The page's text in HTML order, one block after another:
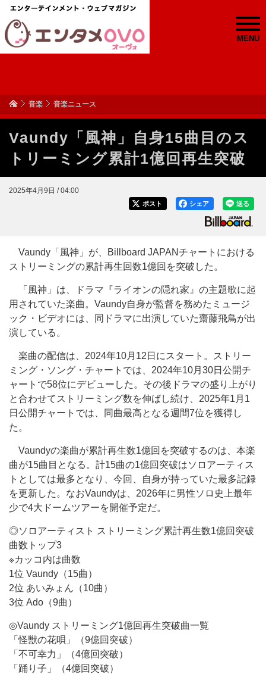
MENU
音楽 音楽ニュース
Vaundy「風神」自身15曲目のス
トリーミング累計1億回再生突破
2025年4月9日 / 04:00
送る
シェア
ポスト
Vaundy「風神」が、Billboard JAPANチャートにおける
ストリーミングの累計再生回数1億回を突破した。
「風神」は、ドラマ『ライオンの隠れ家』の主題歌に起
用されていた楽曲。Vaundy自身が監督を務めたミュージ
ック・ビデオには、同ドラマに出演していた齋藤飛鳥が出
演している。
楽曲の配信は、2024年10月12日にスタート。ストリー
ミング・ソング・チャートでは、2024年10月30日公開チ
ャートで58位にデビューした。その後ドラマの盛り上がり
と合わせてストリーミング数を伸ばし続け、2025年1月1
日公開チャートでは、同曲最高となる週間7位を獲得し
た。
Vaundyの楽曲が累計再生数1億回を突破するのは、本楽
曲が15曲目となる。計15曲の1億回突破はソロアーティス
トとしては最多となり、今回、自身が持っていた最多記録
を更新した。なおVaundyは、2026年に男性ソロ史上最年
少で4大ドームツアーを開催予定だ。
◎ソロアーティスト ストリーミング累計再生数1億回突破
曲数トップ3
※カッコ内は曲数
1位 Vaundy（15曲）
2位 あいみょん（10曲）
3位 Ado（9曲）
◎Vaundy ストリーミング1億回再生突破曲一覧
「怪獣の花唄」（9億回突破）
「不可幸力」（4億回突破）
「踊り子」（4億回突破）